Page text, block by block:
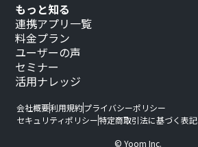
もっと知る
連携アプリ一覧
料金プラン
ユーザーの声
セミナー
活用ナレッジ
会社概要利用規約プライバシーポリシー
セキュリティポリシー特定商取引法に基づく表記
© Yoom Inc.